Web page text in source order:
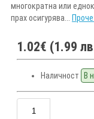
многократна или
прах осигурява...
1.02€ (1.99
Наличност В